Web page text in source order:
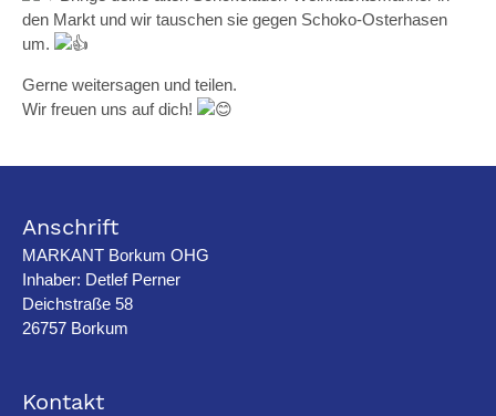
den Markt und wir tauschen sie gegen Schoko-Osterhasen
um.
Gerne weitersagen und teilen.
Wir freuen uns auf dich!
Anschrift
MARKANT Borkum OHG
Inhaber: Detlef Perner
Deichstraße 58
26757 Borkum
Kontakt